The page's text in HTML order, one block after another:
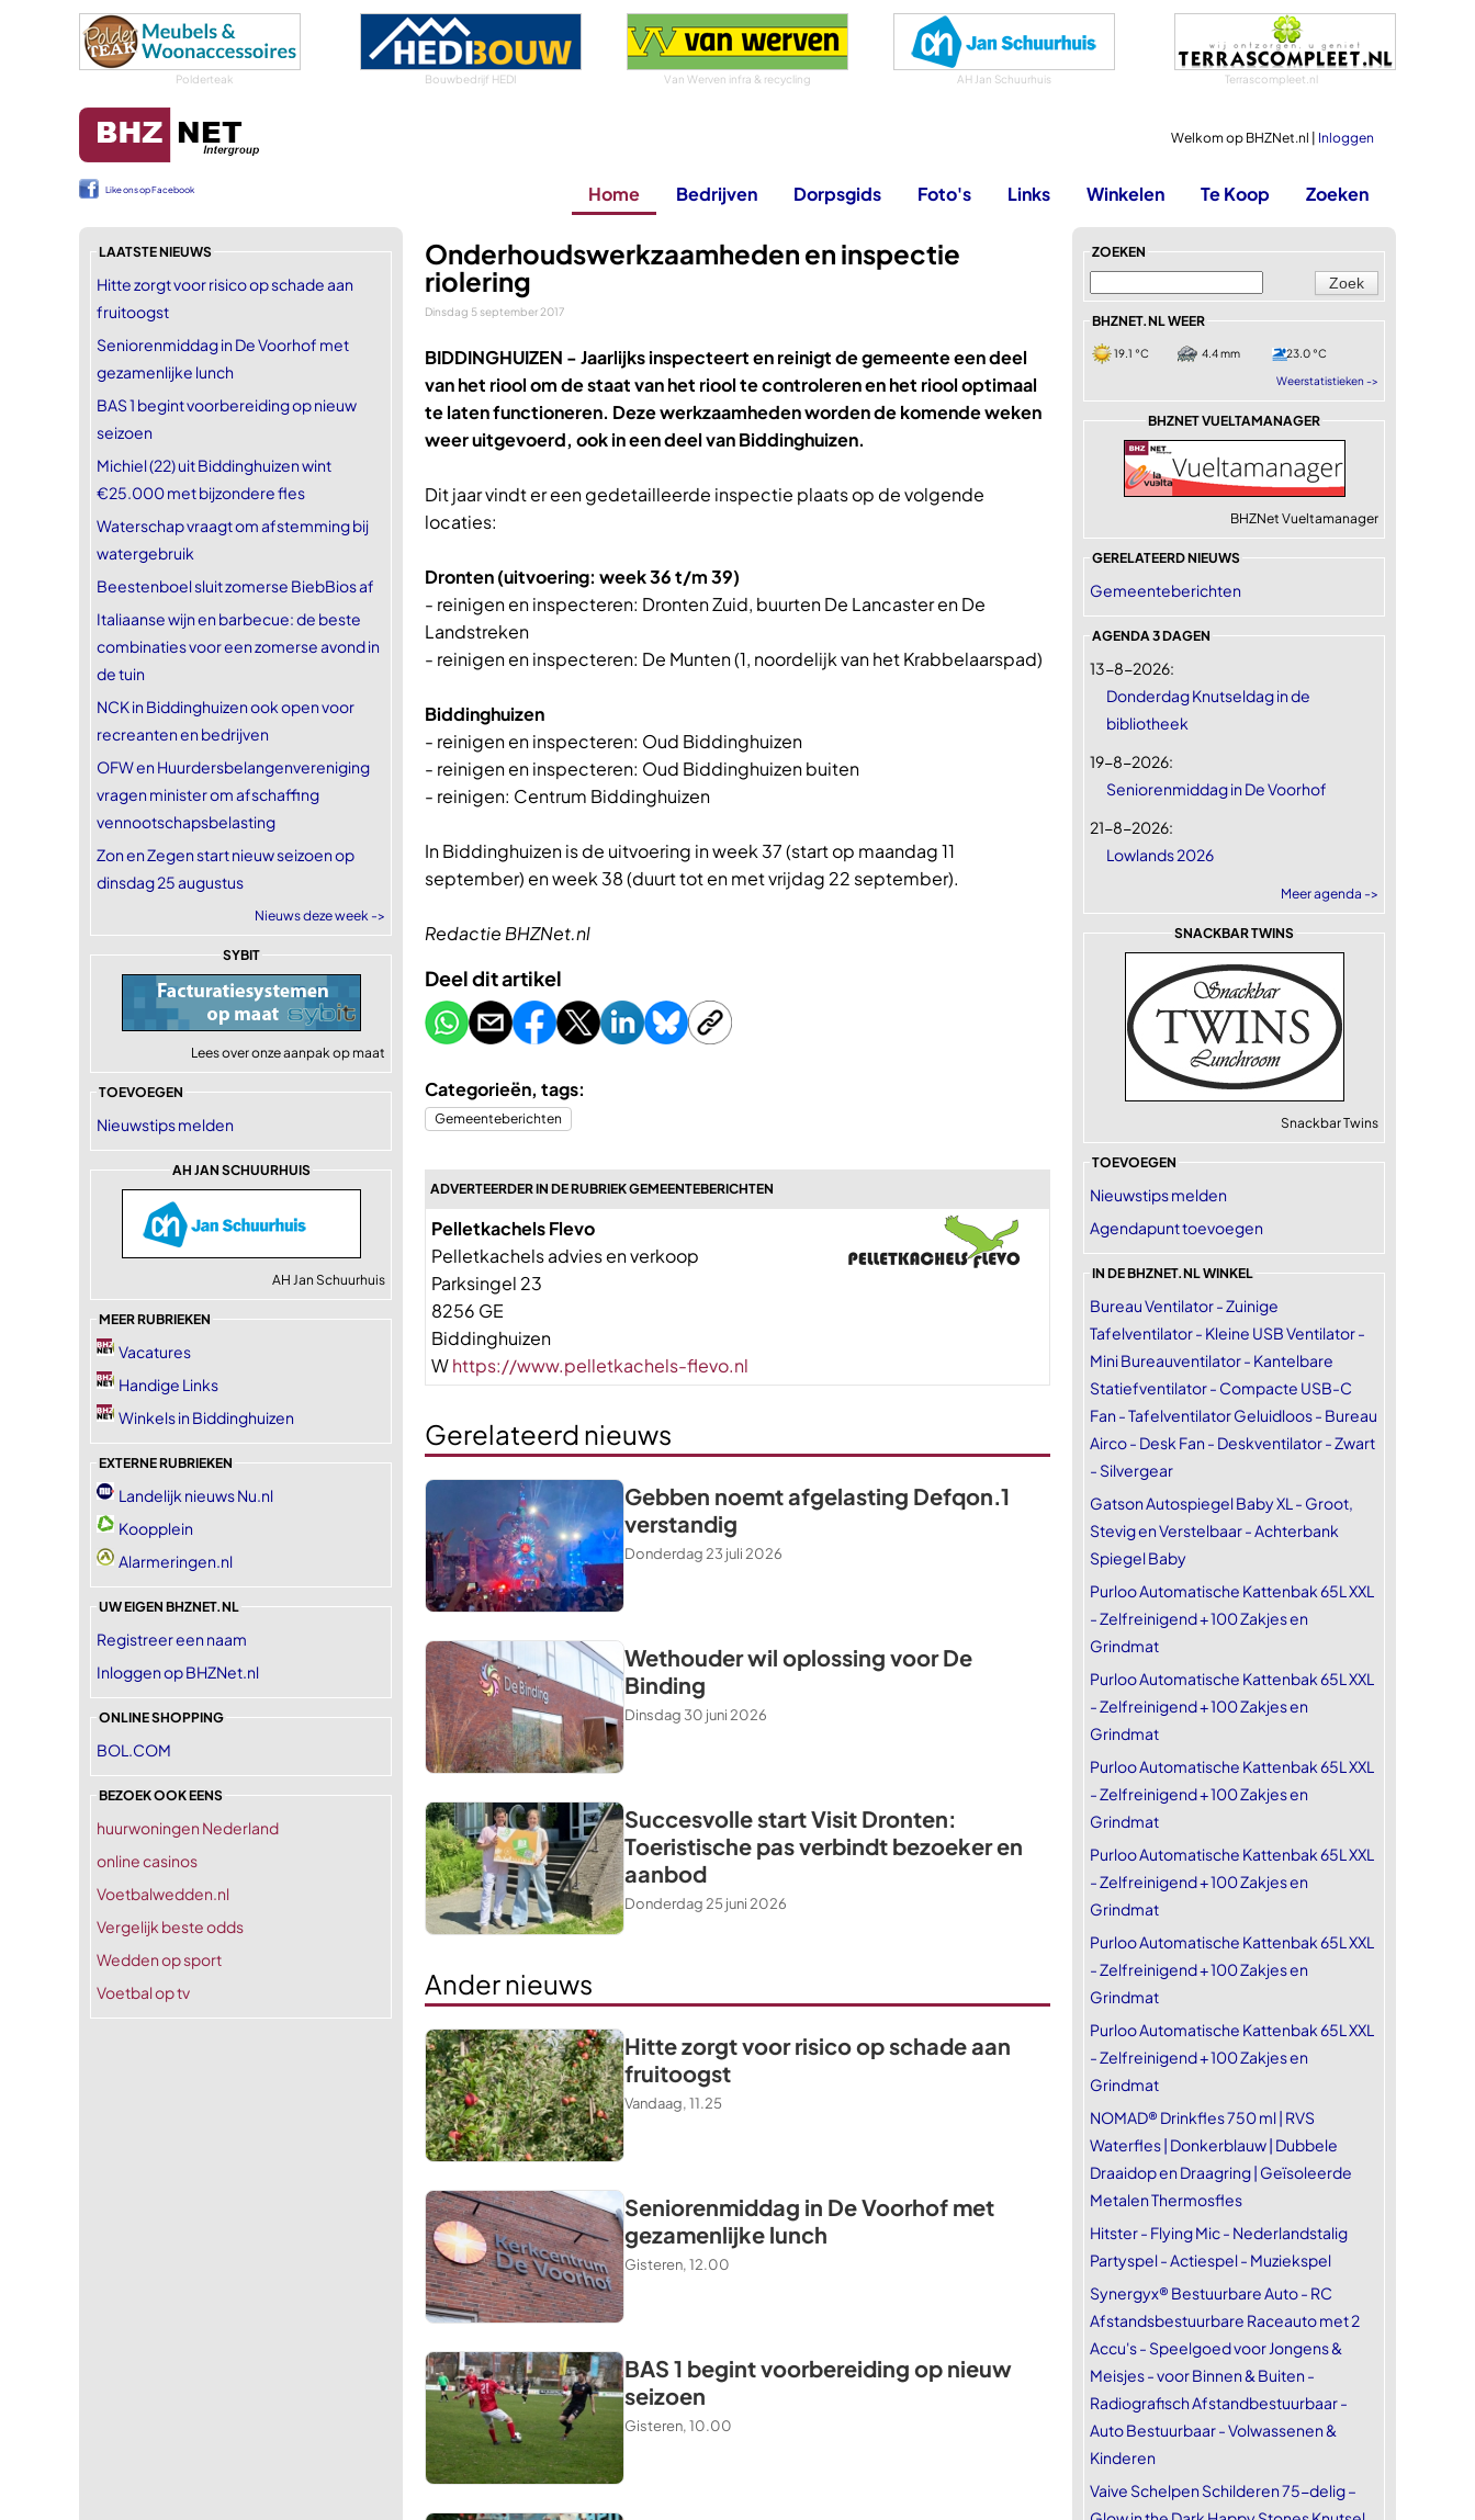
Polderteak Bouwbedrijf HEDI Van Werven infra & recycling AH Jan Schuurhuis Terrascompleet.nl
Welkom op BHZNet.nl | Inloggen
Like ons op Facebook Home Bedrijven Dorpsgids Foto's Links Winkelen Te Koop Zoeken
LAATSTE NIEUWS
Hitte zorgt voor risico op schade aan
fruitoogst
Seniorenmiddag in De Voorhof met
gezamenlijke lunch
BAS 1 begint voorbereiding op nieuw
seizoen
Michiel (22) uit Biddinghuizen wint
€25.000 met bijzondere fles
Waterschap vraagt om afstemming bij
watergebruik
Beestenboel sluit zomerse BiebBios af
Italiaanse wijn en barbecue: de beste
combinaties voor een zomerse avond in
de tuin
NCK in Biddinghuizen ook open voor
recreanten en bedrijven
OFW en Huurdersbelangenvereniging
vragen minister om afschaffing
vennootschapsbelasting
Zon en Zegen start nieuw seizoen op
dinsdag 25 augustus
Nieuws deze week ->
SYBIT
Lees over onze aanpak op maat
TOEVOEGEN
Nieuwstips melden
AH JAN SCHUURHUIS
AH Jan Schuurhuis
MEER RUBRIEKEN
Vacatures
Handige Links
Winkels in Biddinghuizen
EXTERNE RUBRIEKEN
Landelijk nieuws Nu.nl
Koopplein
Alarmeringen.nl
UW EIGEN BHZNET.NL
Registreer een naam
Inloggen op BHZNet.nl
ONLINE SHOPPING
BOL.COM
BEZOEK OOK EENS
huurwoningen Nederland
online casinos
Voetbalwedden.nl
Vergelijk beste odds
Wedden op sport
Voetbal op tv
Onderhoudswerkzaamheden en inspectie
riolering
Dinsdag 5 september 2017
BIDDINGHUIZEN -Jaarlijks inspecteert en reinigt de gemeente een deel
van het riool om de staat van het riool te controleren en het riool optimaal
te laten functioneren. Deze werkzaamheden worden de komende weken
weer uitgevoerd, ook in een deel van Biddinghuizen.
Dit jaar vindt er een gedetailleerde inspectie plaats op de volgende
locaties:
Dronten (uitvoering: week 36 t/m 39)
- reinigen en inspecteren: Dronten Zuid, buurten De Lancaster en De
Landstreken
- reinigen en inspecteren: De Munten (1, noordelijk van het Krabbelaarspad)
Biddinghuizen
- reinigen en inspecteren: Oud Biddinghuizen
- reinigen en inspecteren: Oud Biddinghuizen buiten
- reinigen: Centrum Biddinghuizen
In Biddinghuizen is de uitvoering in week 37 (start op maandag 11
september) en week 38 (duurt tot en met vrijdag 22 september).
Redactie BHZNet.nl
Deel dit artikel
Categorieën, tags:
Gemeenteberichten
ADVERTEERDER IN DE RUBRIEK GEMEENTEBERICHTEN
Pelletkachels Flevo
Pelletkachels advies en verkoop
Parksingel 23
8256 GE
Biddinghuizen
Whttps://www.pelletkachels-flevo.nl
Gerelateerd nieuws
Gebben noemt afgelasting Defqon.1
verstandig
Donderdag 23 juli 2026
Wethouder wil oplossing voor De
Binding
Dinsdag 30 juni 2026
Succesvolle start Visit Dronten:
Toeristische pas verbindt bezoeker en
aanbod
Donderdag 25 juni 2026
Ander nieuws
Hitte zorgt voor risico op schade aan
fruitoogst
Vandaag, 11.25
Seniorenmiddag in De Voorhof met
gezamenlijke lunch
Gisteren, 12.00
BAS 1 begint voorbereiding op nieuw
seizoen
Gisteren, 10.00
ZOEKEN
BHZNET.NL WEER
19.1 °C 4.4 mm 23.0 °C
Weerstatistieken ->
BHZNET VUELTAMANAGER
BHZNet Vueltamanager
GERELATEERD NIEUWS
Gemeenteberichten
AGENDA 3 DAGEN
13-8-2026:
Donderdag Knutseldag in de
bibliotheek
19-8-2026:
Seniorenmiddag in De Voorhof
21-8-2026:
Lowlands 2026
Meer agenda ->
SNACKBAR TWINS
Snackbar Twins
TOEVOEGEN
Nieuwstips melden
Agendapunt toevoegen
IN DE BHZNET.NL WINKEL
Bureau Ventilator - Zuinige
Tafelventilator - Kleine USB Ventilator -
Mini Bureauventilator - Kantelbare
Statiefventilator - Compacte USB-C
Fan - Tafelventilator Geluidloos - Bureau
Airco - Desk Fan - Deskventilator - Zwart
- Silvergear
Gatson Autospiegel Baby XL - Groot,
Stevig en Verstelbaar - Achterbank
Spiegel Baby
Purloo Automatische Kattenbak 65L XXL
- Zelfreinigend + 100 Zakjes en
Grindmat
Purloo Automatische Kattenbak 65L XXL
- Zelfreinigend + 100 Zakjes en
Grindmat
Purloo Automatische Kattenbak 65L XXL
- Zelfreinigend + 100 Zakjes en
Grindmat
Purloo Automatische Kattenbak 65L XXL
- Zelfreinigend + 100 Zakjes en
Grindmat
Purloo Automatische Kattenbak 65L XXL
- Zelfreinigend + 100 Zakjes en
Grindmat
Purloo Automatische Kattenbak 65L XXL
- Zelfreinigend + 100 Zakjes en
Grindmat
NOMAD® Drinkfles 750 ml | RVS
Waterfles | Donkerblauw | Dubbele
Draaidop en Draagring | Geïsoleerde
Metalen Thermosfles
Hitster - Flying Mic - Nederlandstalig
Partyspel - Actiespel - Muziekspel
Synergyx® Bestuurbare Auto - RC
Afstandsbestuurbare Raceauto met 2
Accu's - Speelgoed voor Jongens &
Meisjes - voor Binnen & Buiten -
Radiografisch Afstandbestuurbaar -
Auto Bestuurbaar - Volwassenen &
Kinderen
Vaive Schelpen Schilderen 75-delig –